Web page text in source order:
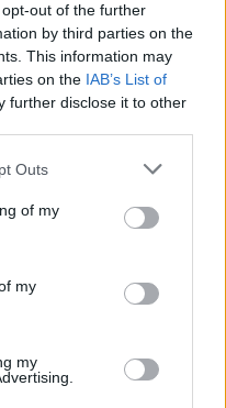
out of the further
by third parties on the
This information may
on the IAB’s List of
further disclose it to other
Outs
of my
my
my
účet na pomoc
postižené mrtvicí
tisíce lidí nejen z Příbrami